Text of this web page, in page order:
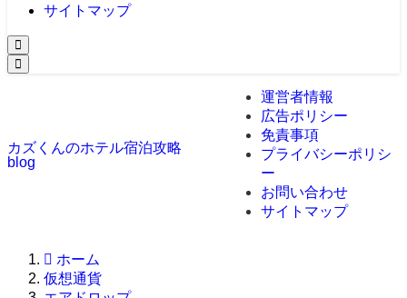
サイトマップ
カズくんのホテル宿泊攻略
blog
運営者情報
広告ポリシー
免責事項
プライバシーポリシ
ー
お問い合わせ
サイトマップ
ホーム
仮想通貨